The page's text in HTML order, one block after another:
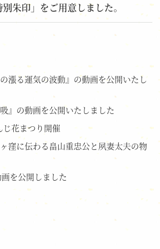
朱印」をご用意しました。
の漲る運気の波動』の動画を公開いたし
吸』の動画を公開いたしました
花まつり開催
窪に伝わる畠山重忠公と夙妻太夫の物
を公開しました